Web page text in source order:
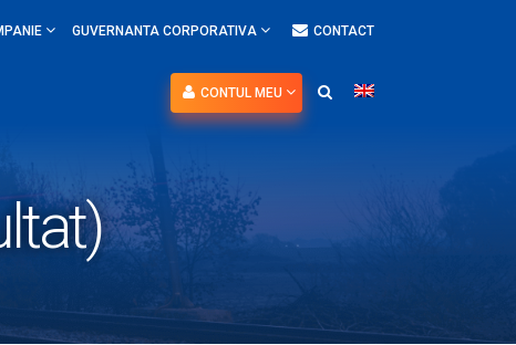
GUVERNANTA CORPORATIVA CONTACT
CONTUL MEU